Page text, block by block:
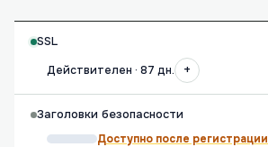
SSL
Действителен · 87 дн.
+
Заголовки безопасности
Доступно после регистрации